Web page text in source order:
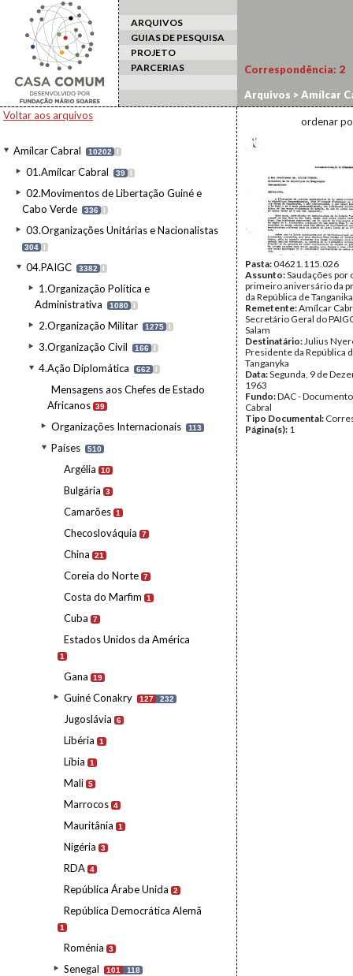
ARQUIVOS
GUIAS DE PESQUISA
PROJETO
PARCERIAS
Voltar aos arquivos
Amílcar Cabral 10202 I
01.Amílcar Cabral 39 I
02.Movimentos de Libertação Guiné e
Cabo Verde
336 I
03.Organizações Unitárias e Nacionalistas
304 I
04.PAIGC 3382 I
1.Organização Política e
Administrativa
1080 I
2.Organização Militar 1275 I
3.Organização Civil 166 I
4.Ação Diplomática 662 I
Mensagens aos Chefes de Estado
Africanos 39
Organizações Internacionais 113
Países 510
Argélia 10
Bulgária 3
Camarões 1
Checoslováquia 7
China 21
Coreia do Norte 7
Costa do Marfim 1
Cuba 7
Estados Unidos da América
1
Gana 19
Guiné Conakry 127 232
Jugoslávia 6
Libéria 1
Líbia 1
Mali 5
Marrocos 4
Mauritânia 1
Nigéria 3
RDA 4
República Árabe Unida 2
República Democrática Alemã
1
Roménia 3
Senegal 101 118
Correspondência: 2
Arquivos >Amílcar
ordenar
Pasta:04621.115.026
Assunto:Saudações por
primeiro aniversário da
da República de
Remetente:Amílcar
Secretário Geral do
Salam
Destinatário:Julius
Presidente da República
Tanganyka
Data:Segunda, 9 de
1963
Fundo:DAC -
Cabral
Tipo Documental:
Página(s): 1